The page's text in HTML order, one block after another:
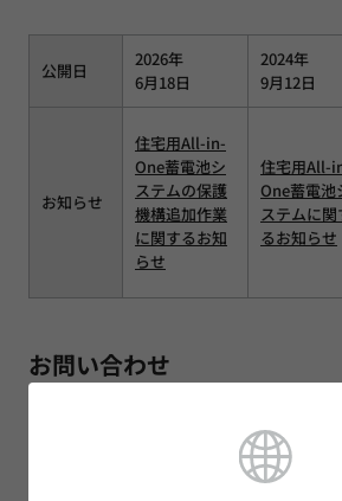
公開日
2026年
6月18日
2024年
9月12日
お知らせ
住宅用All-in-
One蓄電池シ
ステムの保護
機構追加作業
に関するお知
らせ
住宅用All-
One蓄電池
ステムに関
るお知らせ
お問い合わせ
All-in-One蓄電池のお問